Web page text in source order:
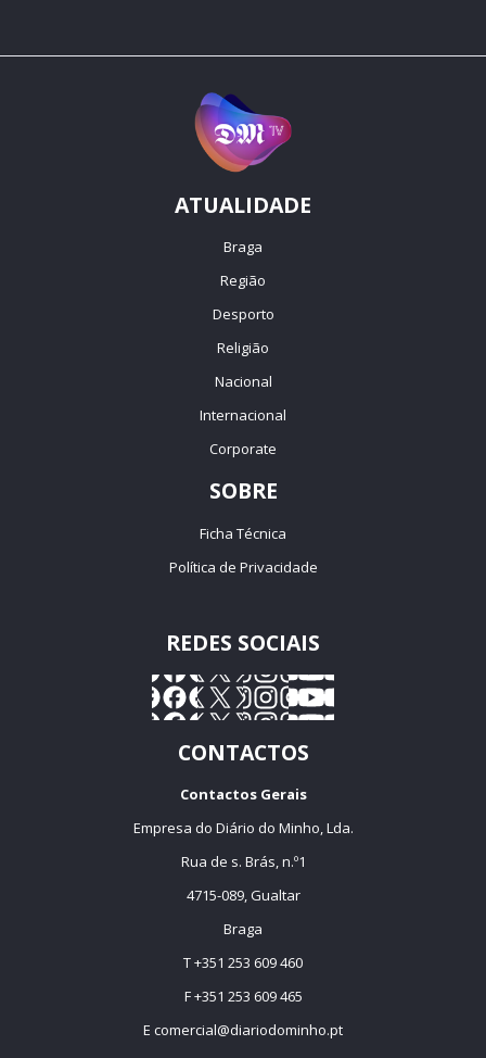
ATUALIDADE
Braga
Região
Desporto
Religião
Nacional
Internacional
Corporate
SOBRE
Ficha Técnica
Política de Privacidade
REDES SOCIAIS
CONTACTOS
Contactos Gerais
Empresa do Diário do Minho, Lda.
Rua de s. Brás, n.º1
4715-089, Gualtar
Braga
T +351 253 609 460
F +351 253 609 465
E comercial@diariodominho.pt